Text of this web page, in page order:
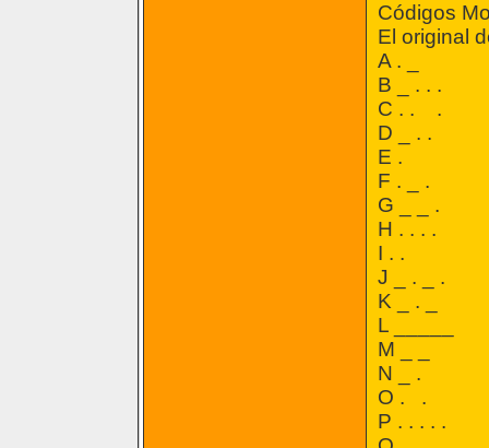
Códigos
El original
A . _
B _ . . .
C . . .
D _ . .
E .
F . _ .
G _ _ .
H . . . .
I . .
J _ . _ .
K _ . _
L _____
M _ _
N _ .
O . .
P . . . . .